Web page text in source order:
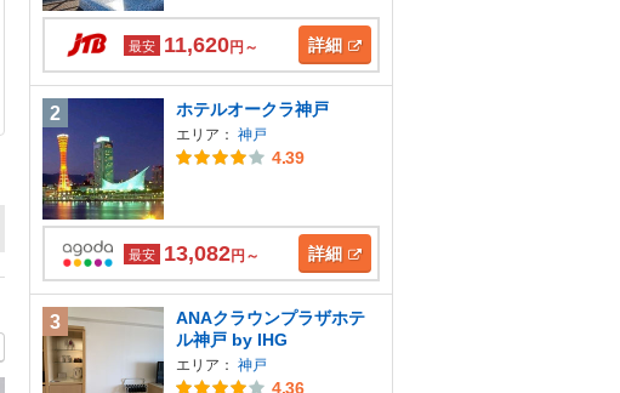
最安 11,620円～ 詳細
2 ホテルオークラ神戸
エリア： 神戸
4.39
最安 13,082円～ 詳細
3
ANAクラウンプラザホテ
ル神戸 by IHG
エリア： 神戸
4.36